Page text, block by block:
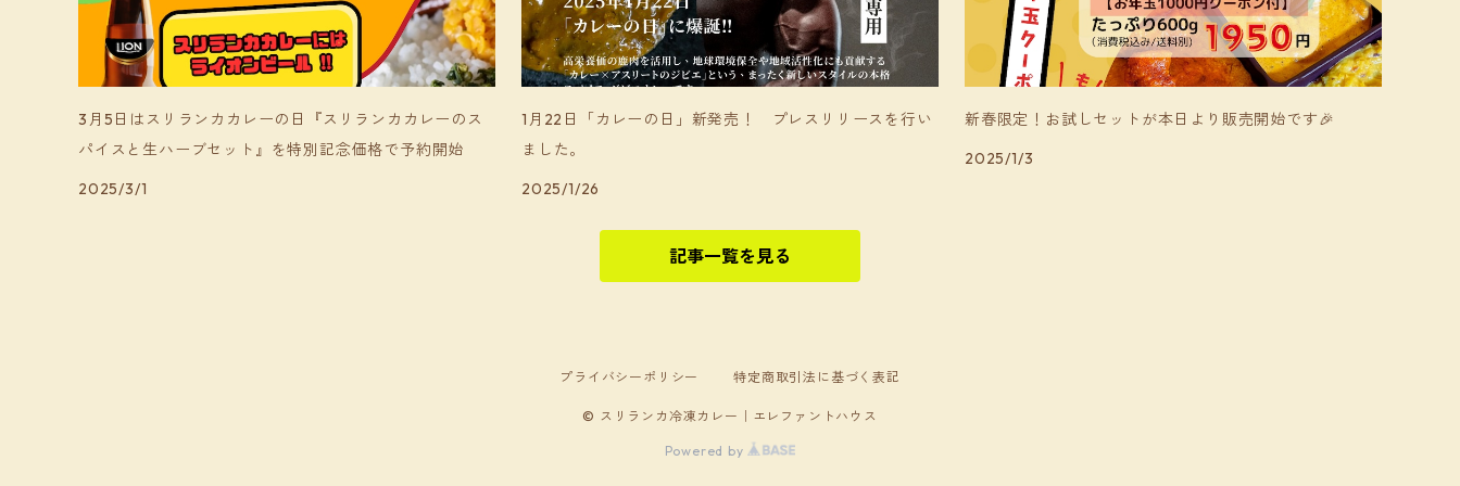
3月5日はスリランカカレーの日『スリランカカレーのス
パイスと生ハーブセット』を特別記念価格で予約開始
2025/3/1
1月22日「カレーの日」新発売！ プレスリリースを行い
ました。
2025/1/26
新春限定！お試しセットが本日より販売開始です🎉
2025/1/3
記事一覧を見る
プライバシーポリシー 特定商取引法に基づく表記
© スリランカ冷凍カレー｜エレファントハウス
Powered by